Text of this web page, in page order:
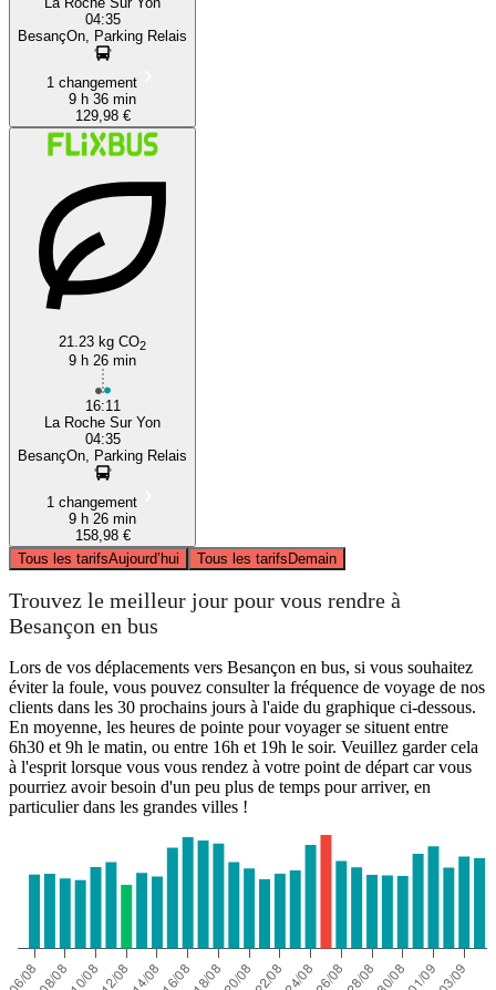
04:35
BesançOn, Parking Relais
1 changement
9 h 36 min
129,98 €
21.23 kg CO2
9 h 26 min
16:11
La Roche Sur Yon
04:35
BesançOn, Parking Relais
1 changement
9 h 26 min
158,98 €
Tous les tarifsAujourd’hui Tous les tarifsDemain
Trouvez le meilleur jour pour vous rendre à
Besançon en bus
Lors de vos déplacements vers Besançon en bus, si vous souhaitez
éviter la foule, vous pouvez consulter la fréquence de voyage de nos
clients dans les 30 prochains jours à l'aide du graphique ci-dessous.
En moyenne, les heures de pointe pour voyager se situent entre
6h30 et 9h le matin, ou entre 16h et 19h le soir. Veuillez garder cela
à l'esprit lorsque vous vous rendez à votre point de départ car vous
pourriez avoir besoin d'un peu plus de temps pour arriver, en
particulier dans les grandes villes !